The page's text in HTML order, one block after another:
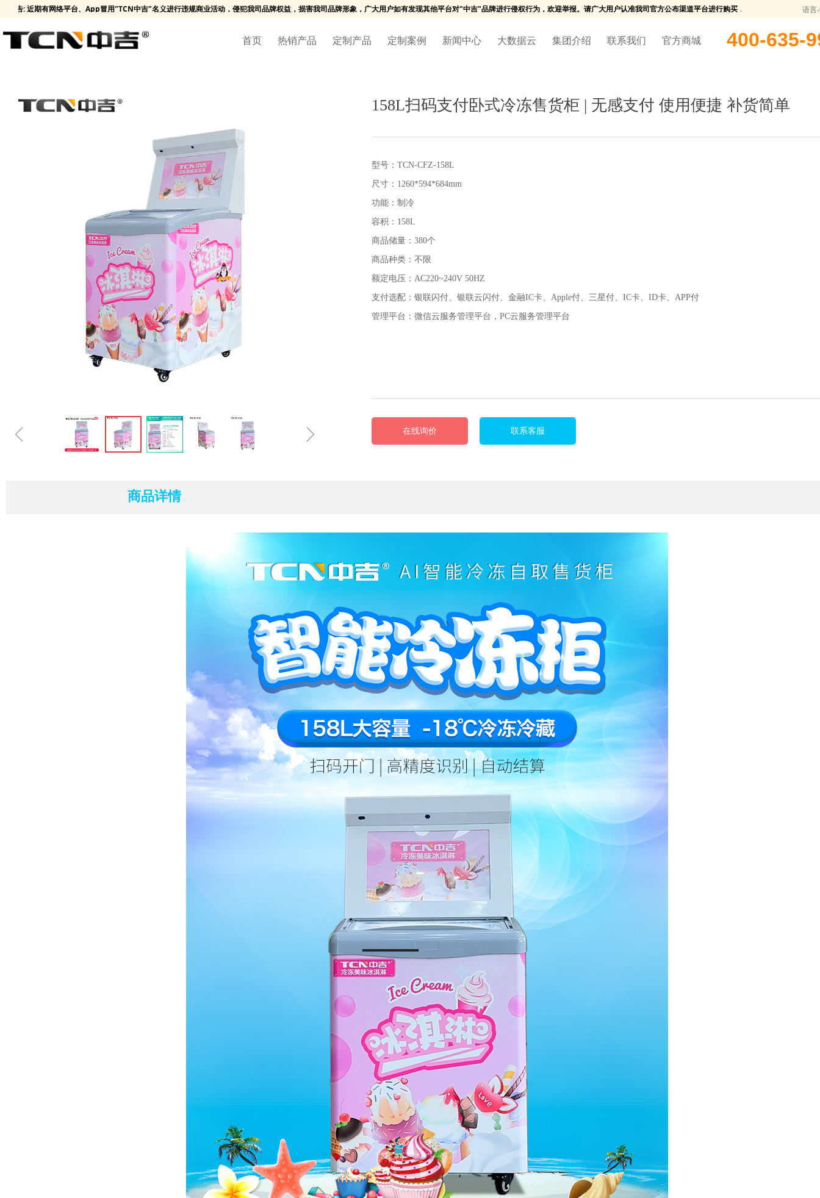
首页 热销产品 定制产品 定制案例 新闻中心 大数据云 集团介绍 联系我们 官方商城
: 近期有网络平台、App冒用"TCN中吉"名义进行违规商业活动，侵犯我司品牌权益，损害我司品牌形象，广大用户如有发现其他平台对"中吉"品牌进行侵权行为，欢迎举报。请广大用户认准我司官方公布渠道平台进行购买，我司将对任何未授权行为保
语言
400-635-
158L扫码支付卧式冷冻售货柜 | 无感支付 使用便捷 补货简单
ꁆ ꁇ
型号：TCN-CFZ-158L
尺寸：1260*594*684mm
功能：制冷
容积：158L
商品储量：380个
商品种类：不限
额定电压：AC220~240V 50HZ
支付选配：银联闪付、银联云闪付、金融IC卡、Apple付、三星付、IC卡、ID卡、APP付
管理平台：微信云服务管理平台，PC云服务管理平台
在线询价 联系客服
商品详情